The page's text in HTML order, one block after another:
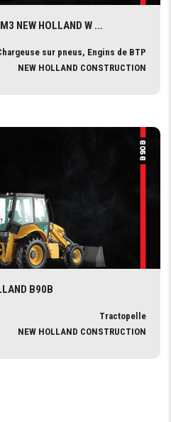
NEW HOLLAND W ...
sur pneus, Engins de BTP
NEW HOLLAND CONSTRUCTION
B90B
Tractopelle
NEW HOLLAND CONSTRUCTION